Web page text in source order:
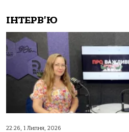
ІНТЕРВ'Ю
22:26, 1 Липня, 2026